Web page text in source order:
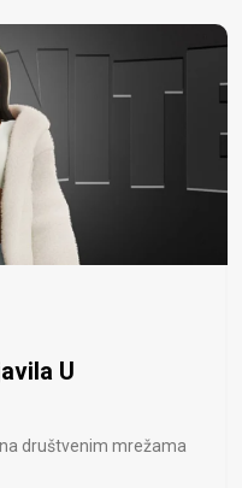
U
društvenim mrežama